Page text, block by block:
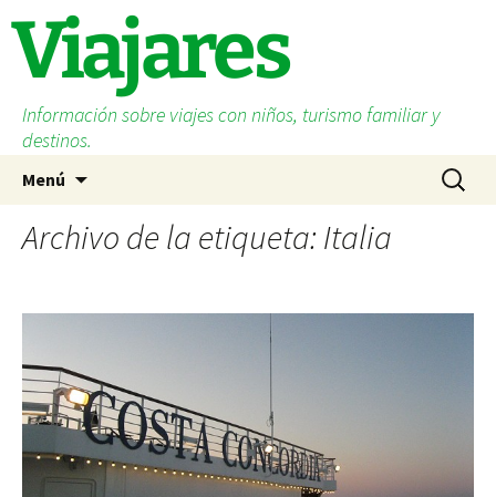
contenido
Viajares
Información sobre viajes con niños, turismo familiar y
destinos.
Menú Buscar:
Archivo de la etiqueta: Italia